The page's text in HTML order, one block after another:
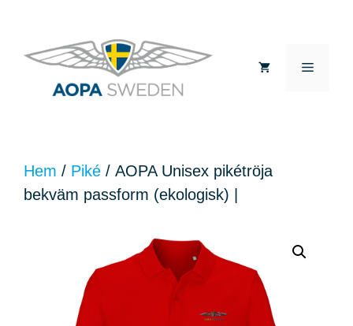
Hem / Piké / AOPA Unisex pikétröja
bekväm passform (ekologisk) |